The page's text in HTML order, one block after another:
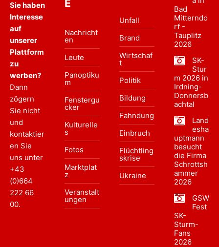
Sie haben
Interesse
auf
unserer
Plattform
zu
werben?
Dann
zögern
Sie nicht
und
kontaktier
en Sie
uns unter
+43
(0)664
222 66
00.
E
Nachricht
en
Leute
Panoptiku
m
Fenstergu
cker
Kulturelle
s
Fotos
Marktplat
z
Veranstalt
ungen
Unfall
Brand
Wirtschaf
t
Politik
Bildung
Fahndung
Einbruch
Flüchtling
skrise
Ukraine
Bad
Mitterndo
rf -
Tauplitz
2026
SK-
Stur
m 2026 in
Irdning-
Donnersb
achtal
Land
esha
uptmann
besucht
die Firma
Schrottsh
ammer
2026
GSW
Fest
SK-
Sturm-
Fans
2026